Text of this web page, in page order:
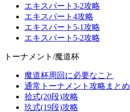
エキスパート3-2攻略
エキスパート4攻略
エキスパート5-1攻略
エキスパート5-2攻略
トーナメント/魔道杯
魔道杯周回に必要なこと
通常トーナメント攻略まとめ
拾式(20段)攻略
玖式(19段)攻略